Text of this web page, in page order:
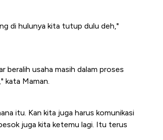
di hulunya kita tutup dulu deh,"
beralih usaha masih dalam proses
kata Maman.
itu. Kan kita juga harus komunikasi
juga kita ketemu lagi. Itu terus